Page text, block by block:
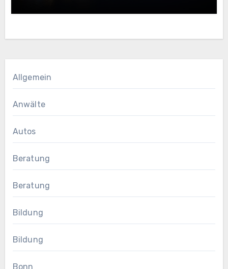
Allgemein
Anwälte
Autos
Beratung
Beratung
Bildung
Bildung
Bonn